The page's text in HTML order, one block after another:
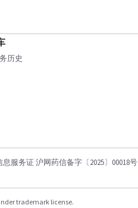
历史
服务证 沪网药信备字〔2025〕00018号
trademark license.